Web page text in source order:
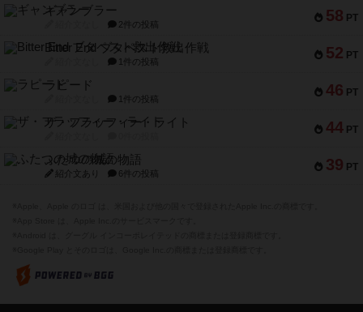
58 PT
ギャンブラー
2件の投稿
52 PT
Bitter End ブタペスト救出作戦
1件の投稿
46 PT
ラピード
1件の投稿
44 PT
ザ・フラッフィー・ライト
39 PT
ふたつの城の物語
紹介文あり 6件の投稿